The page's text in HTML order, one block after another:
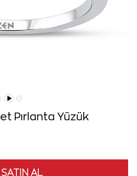
Pırlanta Yüzük
SATIN AL